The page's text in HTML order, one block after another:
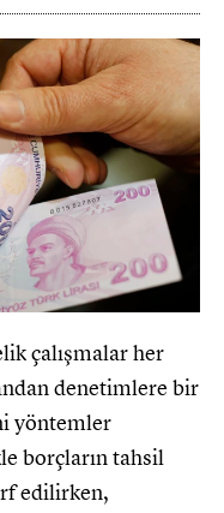
çalışmalar her
denetimlere bir
yöntemler
borçların tahsil
edilirken,